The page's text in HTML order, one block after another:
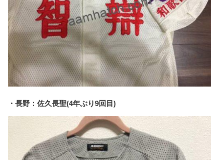
・長野：佐久長聖(4年ぶり9回目)